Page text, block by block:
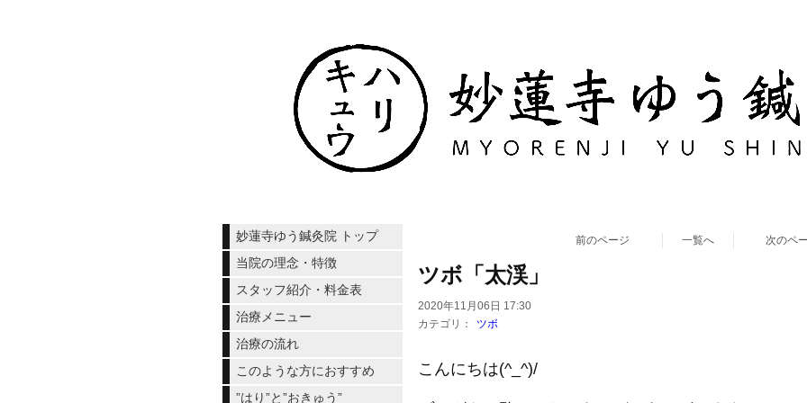
前のページ 一覧へ 次のペ
ツボ「太渓」
2020年11月06日 17:30
カテゴリ：
ツボ
こんにちは(^_^)/
妙蓮寺ゆう鍼灸院 トップ
当院の理念・特徴
スタッフ紹介・料金表
治療メニュー
治療の流れ
このような方におすすめ
”はり”と”おきゅう”